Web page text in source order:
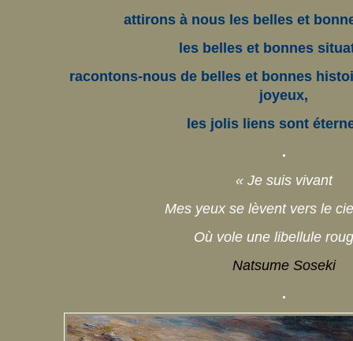
attirons à nous les belles et
les belles et bonnes
racontons-nous de belles et bonnes
joyeux,
les jolis liens sont
.
« Je suis vivant
Mes yeux se lèvent vers le
Où vole une libellule
Natsume Soseki
.